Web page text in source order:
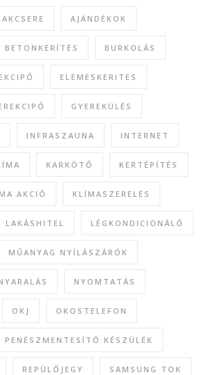
AJÁNDÉKOK
BETONKERÍTÉS BURKOLÁS
ELEMESKERITES
GYEREKÜLÉS
INFRASZAUNA INTERNET
KARKÖTŐ KERTÉPÍTÉS
AKCIÓ KLÍMASZERELÉS
LAKÁSHITEL LÉGKONDICIONÁLÓ
MŰANYAG NYÍLÁSZÁRÓK
NYOMTATÁS
OKJ OKOSTELEFON
PENÉSZMENTESÍTŐ KÉSZÜLÉK
REPÜLŐJEGY SAMSUNG TOK